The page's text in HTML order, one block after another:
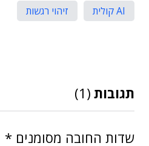
AI קולית
זיהוי רגשות
תגובות (1)
שדות החובה מסומנים *